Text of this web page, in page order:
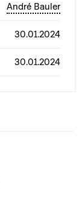
André Bauler
30.01.2024
30.01.2024